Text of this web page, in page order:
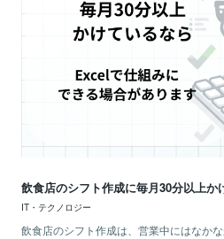
飲食店のシフト作成に毎月30分以上か
IT・テクノロジー
飲食店のシフト作成は、営業中にはなか